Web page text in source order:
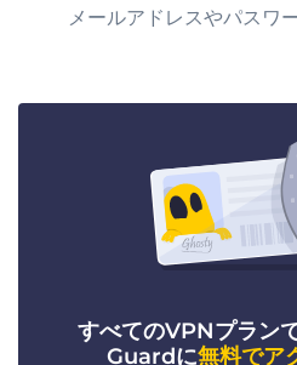
メールアドレスやパスワ
すべてのVPNプラン
Guardに無料でア